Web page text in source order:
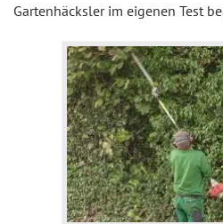
Gartenhäcksler im eigenen Test